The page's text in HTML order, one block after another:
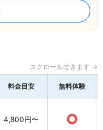
スクロールできます →
料金目安 無料体験
4,800円〜 ○